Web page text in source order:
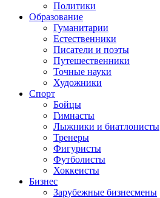
Политики
Образование
Гуманитарии
Естественники
Писатели и поэты
Путешественники
Точные науки
Художники
Спорт
Бойцы
Гимнасты
Лыжники и биатлонисты
Тренеры
Фигуристы
Футболисты
Хоккеисты
Бизнес
Зарубежные бизнесмены